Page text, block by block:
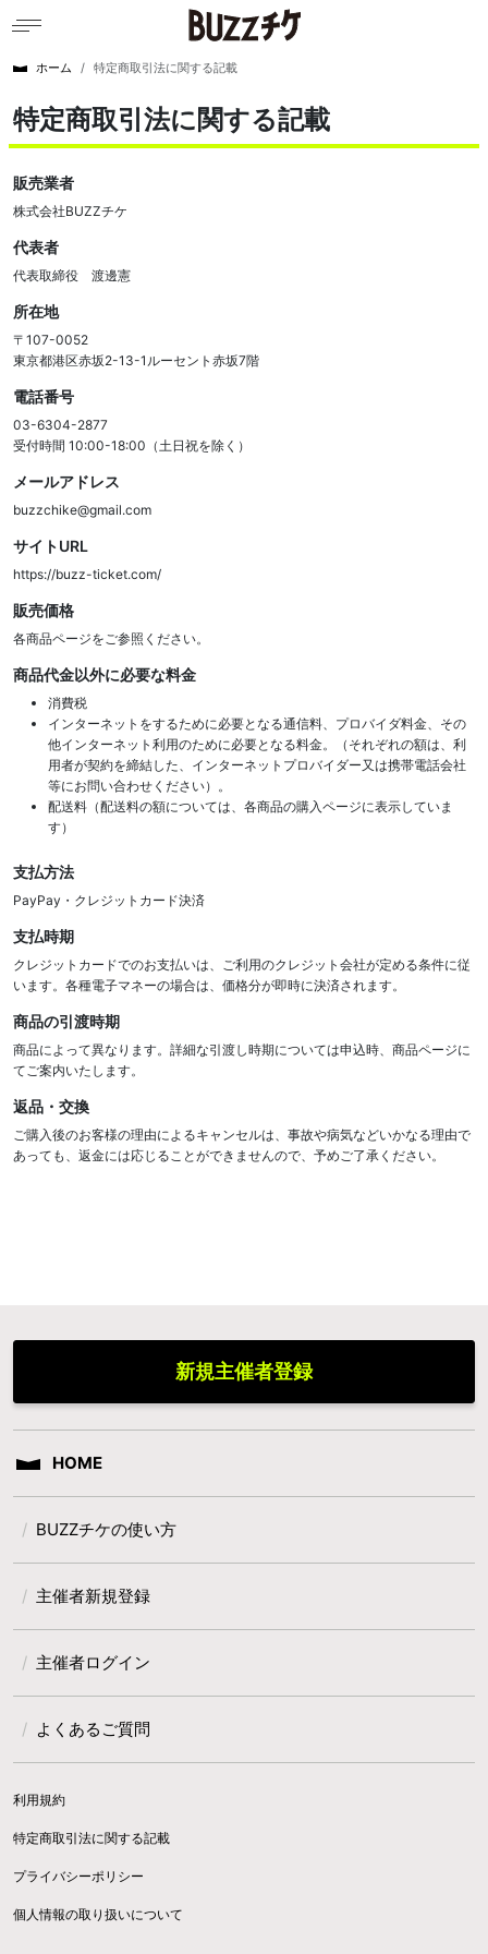
ホーム 特定商取引法に関する記載
特定商取引法に関する記載
販売業者
株式会社BUZZチケ
代表者
代表取締役 渡邊憲
所在地
〒107-0052
東京都港区赤坂2-13-1ルーセント赤坂7階
電話番号
03-6304-2877
受付時間 10:00-18:00（土日祝を除く）
メールアドレス
buzzchike@gmail.com
サイトURL
https://buzz-ticket.com/
販売価格
各商品ページをご参照ください。
商品代金以外に必要な料金
消費税
インターネットをするために必要となる通信料、プロバイダ料金、その
他インターネット利用のために必要となる料金。（それぞれの額は、利
用者が契約を締結した、インターネットプロバイダー又は携帯電話会社
等にお問い合わせください）。
配送料（配送料の額については、各商品の購入ページに表示していま
す）
支払方法
PayPay・クレジットカード決済
支払時期
クレジットカードでのお支払いは、ご利用のクレジット会社が定める条件に従
います。各種電子マネーの場合は、価格分が即時に決済されます。
商品の引渡時期
商品によって異なります。詳細な引渡し時期については申込時、商品ページに
てご案内いたします。
返品・交換
ご購入後のお客様の理由によるキャンセルは、事故や病気などいかなる理由で
あっても、返金には応じることができませんので、予めご了承ください。
新規主催者登録
HOME
BUZZチケの使い方
主催者新規登録
主催者ログイン
よくあるご質問
利用規約
特定商取引法に関する記載
プライバシーポリシー
個人情報の取り扱いについて